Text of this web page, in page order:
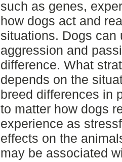
such as genes,
how dogs act and
situations. Dogs can
aggression and
difference. What
depends on the
breed differences in
to matter how dogs
experience as
effects on the
may be associated